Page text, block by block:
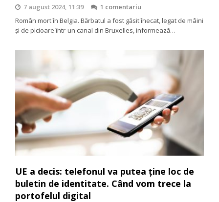
7 august 2024, 11:39
1 comentariu
Român mort în Belgia. Bărbatul a fost găsit înecat, legat de mâini
și de picioare într-un canal din Bruxelles, informează…
UE a decis: telefonul va putea ține loc de
buletin de identitate. Când vom trece la
portofelul digital